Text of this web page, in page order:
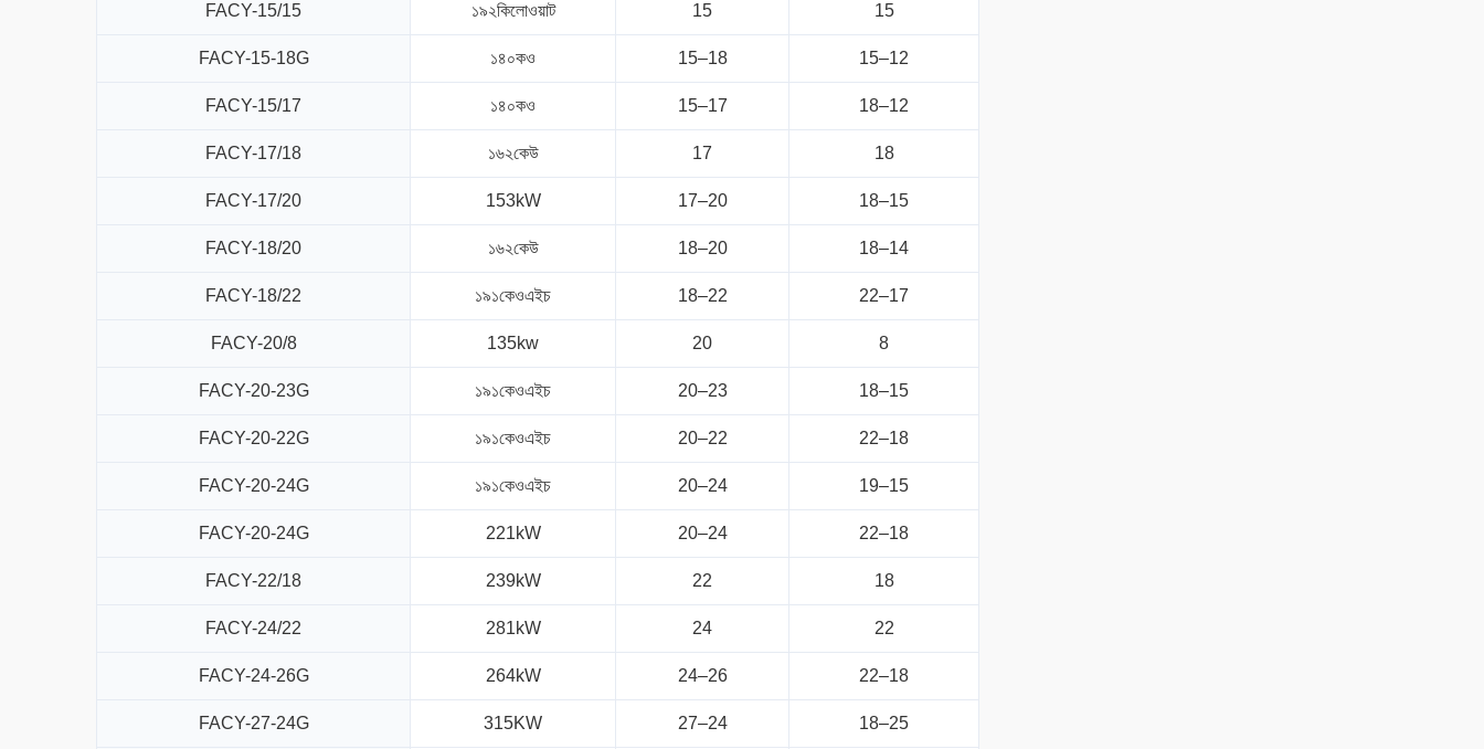
FACY-15/15 ১৯২কিলোওয়াট 15 15
FACY-15-18G ১৪০কও 15–18 15–12
FACY-15/17 ১৪০কও 15–17 18–12
FACY-17/18 ১৬২কেউ 17 18
FACY-17/20 153kW 17–20 18–15
FACY-18/20 ১৬২কেউ 18–20 18–14
FACY-18/22 ১৯১কেওএইচ 18–22 22–17
FACY-20/8 135kw 20 8
FACY-20-23G ১৯১কেওএইচ 20–23 18–15
FACY-20-22G ১৯১কেওএইচ 20–22 22–18
FACY-20-24G ১৯১কেওএইচ 20–24 19–15
FACY-20-24G 221kW 20–24 22–18
FACY-22/18 239kW 22 18
FACY-24/22 281kW 24 22
FACY-24-26G 264kW 24–26 22–18
FACY-27-24G 315KW 27–24 18–25